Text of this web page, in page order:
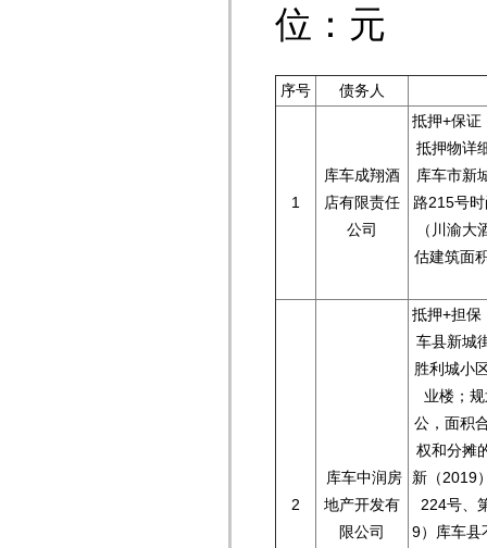
位：元
序号 债务人
1
库车成翔酒
店有限责任
公司
抵押+保证
抵押物详
库车市新
路215号
（川渝大
估建筑面
2
库车中润房
地产开发有
限公司
抵押+担
车县新城
胜利城小
业楼；
公，面积
权和分摊
新（2019
224号、
9）库车县